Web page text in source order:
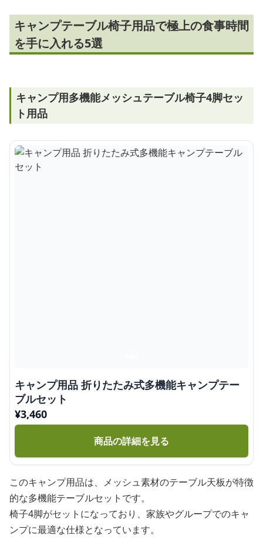
キャンプテーブル椅子用品で極上の食事時間
を手に入れる5選
キャンプ用多機能メッシュテーブル椅子4脚セッ
ト用品
キャンプ用品 折りたたみ式多機能キャンプテー
ブルセット
¥3,460
商品の詳細を見る
このキャンプ用品は、メッシュ素材のテーブル天板が特徴
的な多機能テーブルセットです。
椅子4脚がセットになっており、家族やグループでのキャ
ンプに最適な仕様となっています。